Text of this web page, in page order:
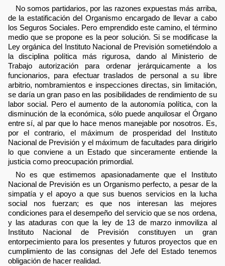
No somos partidarios, por las razones expuestas más arriba,
de la estatificación del Organismo encargado de llevar a cabo
los Seguros Sociales. Pero emprendido este camino, el término
medio que se propone es la peor solución. Si se modificase la
Ley orgánica del Instituto Nacional de Previsión sometiéndolo a
la disciplina política más rigurosa, dando al Ministerio de
Trabajo autorización para ordenar jerárquicamente a los
funcionarios, para efectuar traslados de personal a su libre
arbitrio, nombramientos e inspecciones directas, sin limitación,
se daría un gran paso en las posibilidades de rendimiento de su
labor social. Pero el aumento de la autonomía política, con la
disminución de la económica, sólo puede anquilosar el Órgano
entre sí, al par que lo hace menos manejable por nosotros. Es,
por el contrario, el máximum de prosperidad del Instituto
Nacional de Previsión y el máximum de facultades para dirigirlo
lo que conviene a un Estado que sinceramente entiende la
justicia como preocupación primordial.
No es que estimemos apasionadamente que el Instituto
Nacional de Previsión es un Organismo perfecto, a pesar de la
simpatía y el apoyo a que sus buenos servicios en la lucha
social nos fuerzan; es que nos interesan las mejores
condiciones para el desempeño del servicio que se nos ordena,
y las ataduras con que la ley de 13 de marzo inmoviliza al
Instituto Nacional de Previsión constituyen un gran
entorpecimiento para los presentes y futuros proyectos que en
cumplimiento de las consignas del Jefe del Estado tenemos
obligación de hacer realidad.